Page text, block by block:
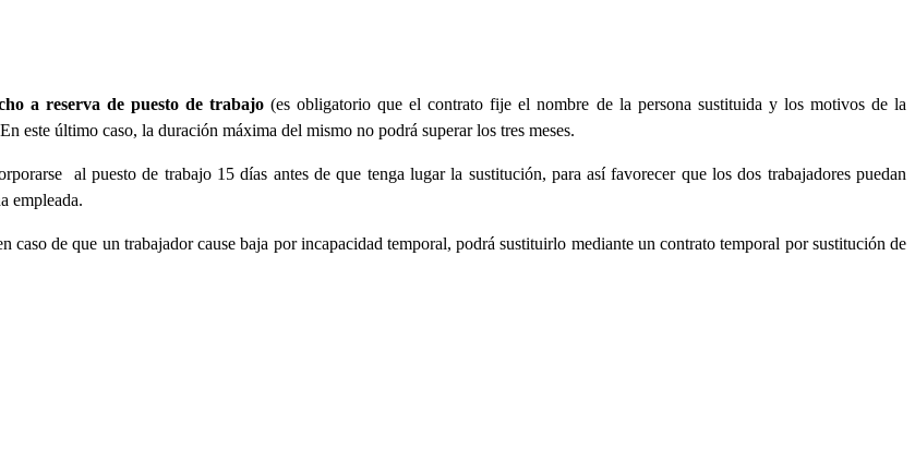
a reserva de puesto de trabajo(es obligatorio que el contrato fije el nombre de la persona sustituida y los motivos de la
este último caso, la duración máxima del mismo no podrá superar los tres meses.
al puesto de trabajo 15 días antes de que tenga lugar la sustitución, para así favorecer que los dos trabajadores puedan
empleada.
caso de que un trabajador cause baja por incapacidad temporal, podrá sustituirlo mediante un contrato temporal por sustitución de